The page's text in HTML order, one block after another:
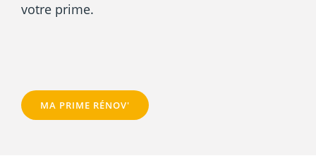
votre prime.
MA PRIME RÉNOV'